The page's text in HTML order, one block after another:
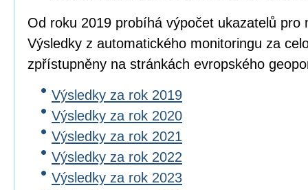
Od roku 2019 probíhá výpočet ukazatelů pro
Výsledky z automatického monitoringu za
zpřístupněny na stránkách evropského
Výsledky za rok 2019
Výsledky za rok 2020
Výsledky za rok 2021
Výsledky za rok 2022
Výsledky za rok 2023